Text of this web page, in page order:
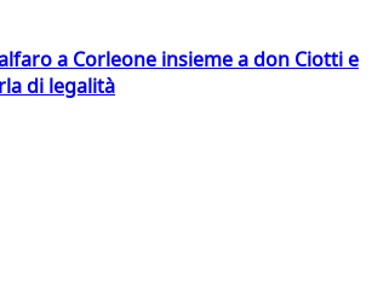
a Corleone insieme a don Ciotti e
di legalità